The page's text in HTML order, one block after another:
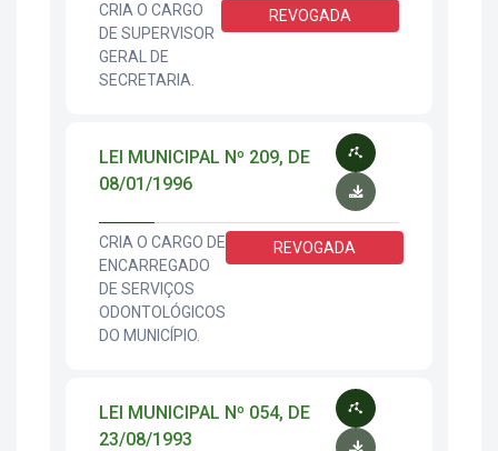
CRIA O CARGO
DE SUPERVISOR
GERAL DE
SECRETARIA.
REVOGADA
LEI MUNICIPAL Nº 209, DE
08/01/1996
CRIA O CARGO DE
ENCARREGADO
DE SERVIÇOS
ODONTOLÓGICOS
DO MUNICÍPIO.
REVOGADA
LEI MUNICIPAL Nº 054, DE
23/08/1993